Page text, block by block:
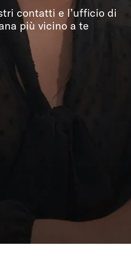
contatti e l’ufficio di
più vicino a te